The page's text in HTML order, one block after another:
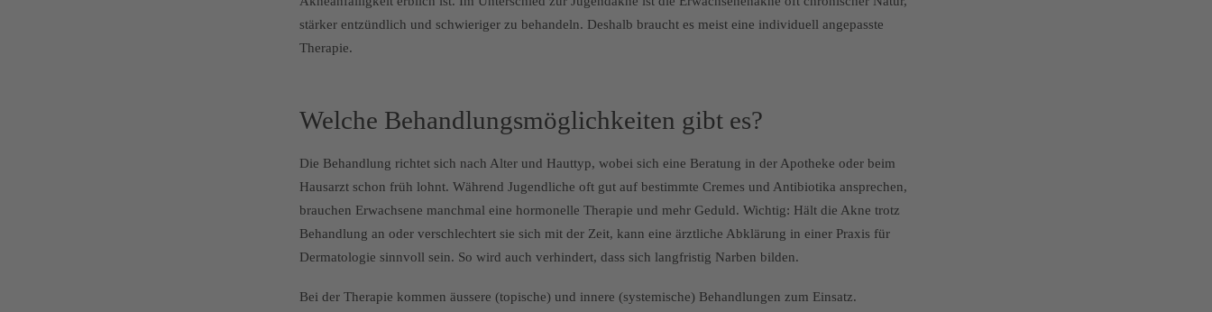
stärker entzündlich und schwieriger zu behandeln. Deshalb braucht es meist eine individuell angepasste
Therapie.
Welche Behandlungsmöglichkeiten gibt es?
Die Behandlung richtet sich nach Alter und Hauttyp, wobei sich eine Beratung in der Apotheke oder beim
Hausarzt schon früh lohnt. Während Jugendliche oft gut auf bestimmte Cremes und Antibiotika ansprechen,
brauchen Erwachsene manchmal eine hormonelle Therapie und mehr Geduld. Wichtig: Hält die Akne trotz
Behandlung an oder verschlechtert sie sich mit der Zeit, kann eine ärztliche Abklärung in einer Praxis für
Dermatologie sinnvoll sein. So wird auch verhindert, dass sich langfristig Narben bilden.
Bei der Therapie kommen äussere (topische) und innere (systemische) Behandlungen zum Einsatz.